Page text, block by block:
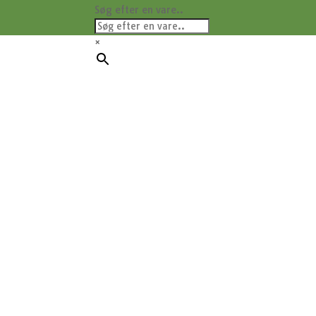
Søg efter en vare..
×